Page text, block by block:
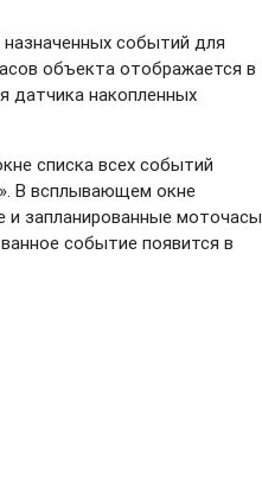
событий для
объекта отображается в
датчика накопленных
списка всех событий
В всплывающем окне
и запланированные моточасы
событие появится в